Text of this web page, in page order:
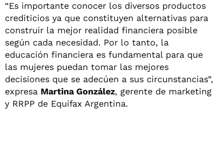
“Es importante conocer los diversos productos
crediticios ya que constituyen alternativas para
construir la mejor realidad financiera posible
según cada necesidad. Por lo tanto, la
educación financiera es fundamental para que
las mujeres puedan tomar las mejores
decisiones que se adecúen a sus circunstancias”,
expresa Martina González, gerente de marketing
y RRPP de Equifax Argentina.